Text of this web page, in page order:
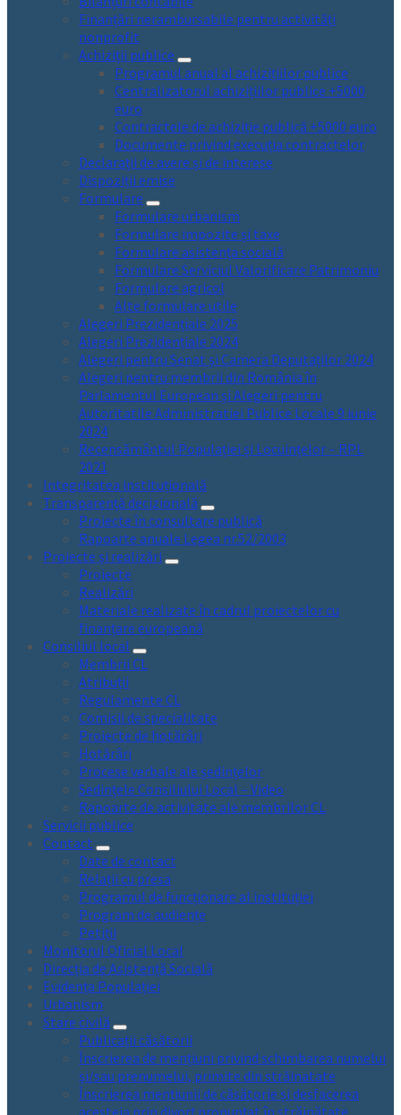
Finanțări nerambursabile pentru activități
nonprofit
Achiziții publice
Programul anual al achizițiilor publice
Centralizatorul achizițiilor publice +5000
euro
Contractele de achiziție publică +5000 euro
Documente privind execuția contractelor
Declarații de avere și de interese
Dispoziții emise
Formulare
Formulare urbanism
Formulare impozite și taxe
Formulare asistența socială
Formulare Serviciul Valorificare Patrimoniu
Formulare agricol
Alte formulare utile
Alegeri Prezidențiale 2025
Alegeri Prezidențiale 2024
Alegeri pentru Senat și Camera Deputaților 2024
Alegeri pentru membrii din România în
Parlamentul European și Alegeri pentru
Autoritatile Administratiei Publice Locale 9 iunie
2024
Recensământul Populației și Locuințelor – RPL
2021
Integritatea instituțională
Transparență decizională
Proiecte în consultare publică
Rapoarte anuale Legea nr.52/2003
Proiecte și realizări
Proiecte
Realizări
Materiale realizate în cadrul proiectelor cu
finanțare europeană
Consiliul local
Membrii CL
Atribuții
Regulamente CL
Comisii de specialitate
Proiecte de hotărâri
Hotărâri
Procese verbale ale ședințelor
Sedințele Consiliului Local – Video
Rapoarte de activitate ale membrilor CL
Servicii publice
Contact
Date de contact
Relații cu presa
Programul de funcționare al instituției
Program de audiențe
Petiții
Monitorul Oficial Local
Direcția de Asistență Socială
Evidența Populației
Urbanism
Stare civilă
Publicații căsătorii
Înscrierea de mențiuni privind schimbarea numelui
și/sau prenumelui, primite din străinatate
Înscrierea mențiunii de căsătorie și desfacerea
acesteia prin divorț pronunțat în străinătate